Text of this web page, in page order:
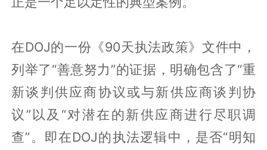
在DOJ的一份《90天执法政策》文件中，
列举了“善意努力”的证据，明确包含了“重
新谈判供应商协议或与新供应商谈判协
议”以及“对潜在的新供应商进行尽职调
查”。即在DOJ的执法逻辑中，是否“明知